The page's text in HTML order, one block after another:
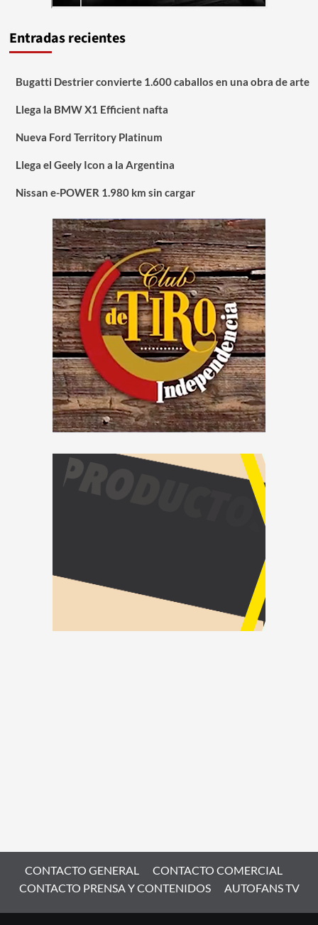
Entradas recientes
Bugatti Destrier convierte 1.600 caballos en una obra de arte
Llega la BMW X1 Efficient nafta
Nueva Ford Territory Platinum
Llega el Geely Icon a la Argentina
Nissan e-POWER 1.980 km sin cargar
CONTACTO GENERAL
CONTACTO COMERCIAL
CONTACTO PRENSA Y CONTENIDOS
AUTOFANS TV